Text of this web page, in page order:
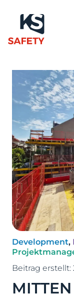
Development,
Beitrag erstellt: